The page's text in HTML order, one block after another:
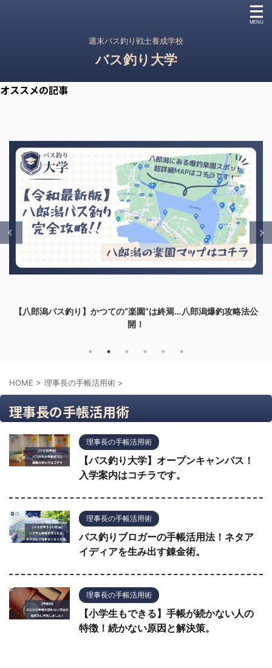
週末バス釣り戦士養成学校
バス釣り大学
オススメの記事
【八郎潟バス釣り】かつての“楽園”は終焉…八郎潟爆釣攻略法公
開！
HOME > 理事長の手帳活用術 >
理事長の手帳活用術
理事長の手帳活用術
【バス釣り大学】オープンキャンパス！
入学案内はコチラです。
理事長の手帳活用術
バス釣りブロガーの手帳活用法！ネタア
イディアを生み出す錬金術。
理事長の手帳活用術
【小学生もできる】手帳が続かない人の
特徴！続かない原因と解決策。